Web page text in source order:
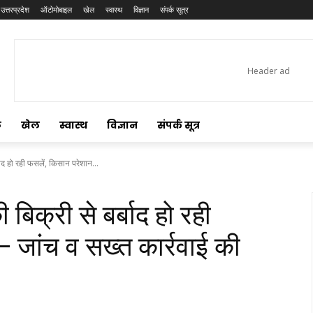
उत्तरप्रदेश ऑटोमोबाइल खेल स्वास्थ विज्ञान संपर्क सूत्र
खेल स्वास्थ विज्ञान संपर्क सूत्र
हो रही फसलें, किसान परेशान...
से बर्बाद हो रही
व सख्त कार्रवाई की